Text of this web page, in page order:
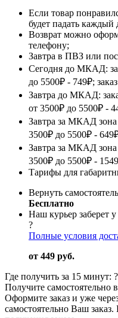
Если товар
будет падать каждый
Возврат можно
телефону;
Завтра в ПВЗ или
Сегодня до МКАД:
до 5500₽ - 749₽;
Завтра до МКАД:
от 3500₽ до 5500₽ -
Завтра за МКАД зона
3500₽ до 5500₽ -
Завтра за МКАД зона
3500₽ до 5500₽ -
Тарифы для
Вернуть
Бесплатно
Наш курьер заберет
?
Полные условия
от 449 руб.
Где получить за 15 минут: ?
Получите
Оформите заказ и уже
самостоятельно Ваш